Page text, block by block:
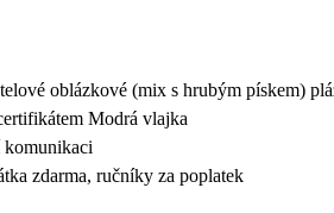
oblázkové (mix s hrubým pískem)
Modrá vlajka
komunikaci
zdarma, ručníky za poplatek